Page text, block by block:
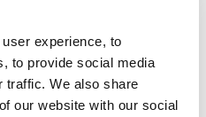
experience, to
to provide social media
traffic. We also share
our website with our social